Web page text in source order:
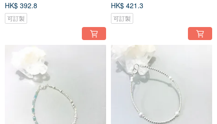
HK$ 392.8
可訂製
HK$ 421.3
可訂製